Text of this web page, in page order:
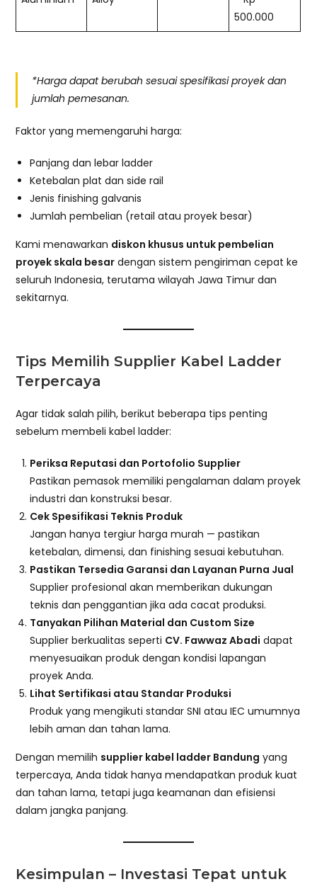
500.000
*Harga dapat berubah sesuai spesifikasi proyek dan
jumlah pemesanan.
Faktor yang memengaruhi harga:
Panjang dan lebar ladder
Ketebalan plat dan side rail
Jenis finishing galvanis
Jumlah pembelian (retail atau proyek besar)
Kami menawarkan diskon khusus untuk pembelian
proyek skala besar dengan sistem pengiriman cepat ke
seluruh Indonesia, terutama wilayah Jawa Timur dan
sekitarnya.
Tips Memilih Supplier Kabel Ladder
Terpercaya
Agar tidak salah pilih, berikut beberapa tips penting
sebelum membeli kabel ladder:
Periksa Reputasi dan Portofolio Supplier
Pastikan pemasok memiliki pengalaman dalam proyek
industri dan konstruksi besar.
Cek Spesifikasi Teknis Produk
Jangan hanya tergiur harga murah — pastikan
ketebalan, dimensi, dan finishing sesuai kebutuhan.
Pastikan Tersedia Garansi dan Layanan Purna Jual
Supplier profesional akan memberikan dukungan
teknis dan penggantian jika ada cacat produksi.
Tanyakan Pilihan Material dan Custom Size
Supplier berkualitas seperti CV. Fawwaz Abadi dapat
menyesuaikan produk dengan kondisi lapangan
proyek Anda.
Lihat Sertifikasi atau Standar Produksi
Produk yang mengikuti standar SNI atau IEC umumnya
lebih aman dan tahan lama.
Dengan memilih supplier kabel ladder Bandung yang
terpercaya, Anda tidak hanya mendapatkan produk kuat
dan tahan lama, tetapi juga keamanan dan efisiensi
dalam jangka panjang.
Kesimpulan – Investasi Tepat untuk